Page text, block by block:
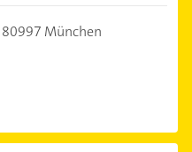
80997 München